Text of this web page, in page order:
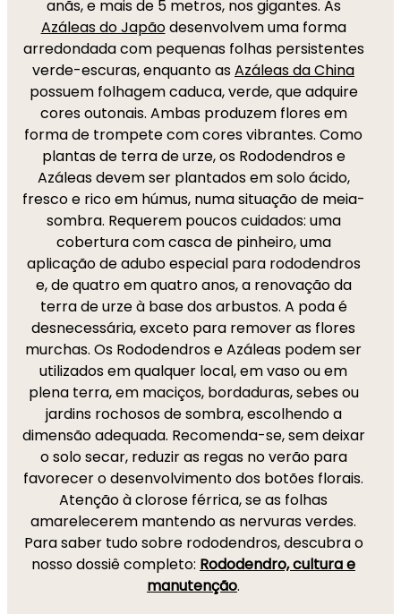
anãs, e mais de 5 metros, nos gigantes. As
Azáleas do Japãodesenvolvem uma forma
arredondada com pequenas folhas persistentes
verde-escuras, enquanto asAzáleas da China
possuem folhagem caduca, verde, que adquire
cores outonais. Ambas produzem flores em
forma de trompete com cores vibrantes. Como
plantas de terra de urze, os Rododendros e
Azáleas devem ser plantados em solo ácido,
fresco e rico em húmus, numa situação de meia-
sombra. Requerem poucos cuidados: uma
cobertura com casca de pinheiro, uma
aplicação de adubo especial para rododendros
e, de quatro em quatro anos, a renovação da
terra de urze à base dos arbustos. A poda é
desnecessária, exceto para remover as flores
murchas. Os Rododendros e Azáleas podem ser
utilizados em qualquer local, em vaso ou em
plena terra, em maciços, bordaduras, sebes ou
jardins rochosos de sombra, escolhendo a
dimensão adequada. Recomenda-se, sem deixar
o solo secar, reduzir as regas no verão para
favorecer o desenvolvimento dos botões florais.
Atenção à clorose férrica, se as folhas
amarelecerem mantendo as nervuras verdes.
Para saber tudo sobre rododendros, descubra o
nosso dossiê completo: Rododendro, cultura e
manutenção.